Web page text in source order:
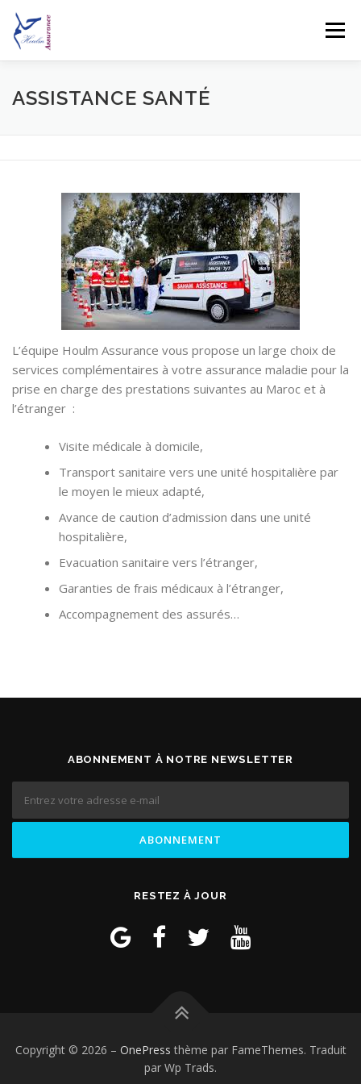
Aller au contenu
Menu
ACCUEIL PARTICULIERS
ACCUEIL
ASSISTANCE SANTÉ
L’équipe Houlm Assurance vous propose un large choix de
services complémentaires à votre assurance maladie pour la
prise en charge des prestations suivantes au Maroc et à
l’étranger :
Visite médicale à domicile,
Transport sanitaire vers une unité hospitalière par
le moyen le mieux adapté,
Avance de caution d’admission dans une unité
hospitalière,
Evacuation sanitaire vers l’étranger,
Garanties de frais médicaux à l’étranger,
Accompagnement des assurés…
ABONNEMENT À NOTRE NEWSLETTER
RESTEZ À JOUR
Copyright © 2026 – OnePress thème par FameThemes. Traduit
par Wp Trads.